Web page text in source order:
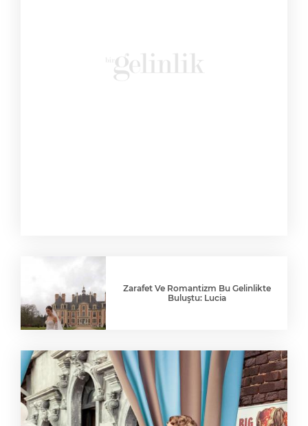
Zarafet Ve Romantizm Bu Gelinlikte
Buluştu: Lucia